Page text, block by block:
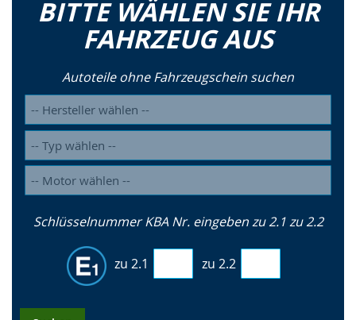
BITTE WÄHLEN SIE IHR
FAHRZEUG AUS
Autoteile ohne Fahrzeugschein suchen
Schlüsselnummer KBA Nr. eingeben zu 2.1 zu 2.2
zu 2.1 zu 2.2